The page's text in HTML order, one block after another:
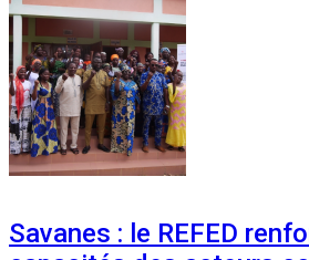
Savanes : le REFED